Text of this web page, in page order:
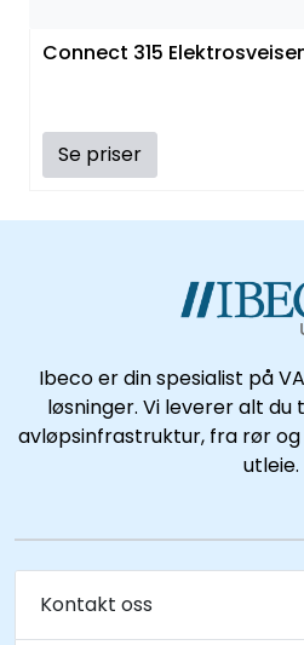
Connect 315
Se priser
Ibeco er din spesialist på
løsninger. Vi leverer alt
avløpsinfrastruktur, fra rør
utleie.
Kontakt oss